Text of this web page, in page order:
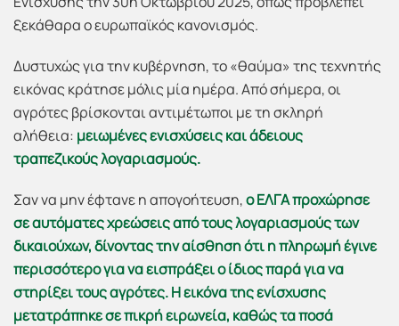
ξεκάθαρα ο ευρωπαϊκός κανονισμός.
Δυστυχώς για την κυβέρνηση, το «θαύμα» της τεχνητής
εικόνας κράτησε μόλις μία ημέρα. Από σήμερα, οι
αγρότες βρίσκονται αντιμέτωποι με τη σκληρή
αλήθεια: μειωμένες ενισχύσεις και άδειους
τραπεζικούς λογαριασμούς.
Σαν να μην έφτανε η απογοήτευση,ο ΕΛΓΑ προχώρησε
σε αυτόματες χρεώσεις από τους λογαριασμούς των
δικαιούχων, δίνοντας την αίσθηση ότι η πληρωμή έγινε
περισσότερο για να εισπράξει ο ίδιος παρά για να
στηρίξει τους αγρότες. Η εικόνα της ενίσχυσης
μετατράπηκε σε πικρή ειρωνεία, καθώς τα ποσά